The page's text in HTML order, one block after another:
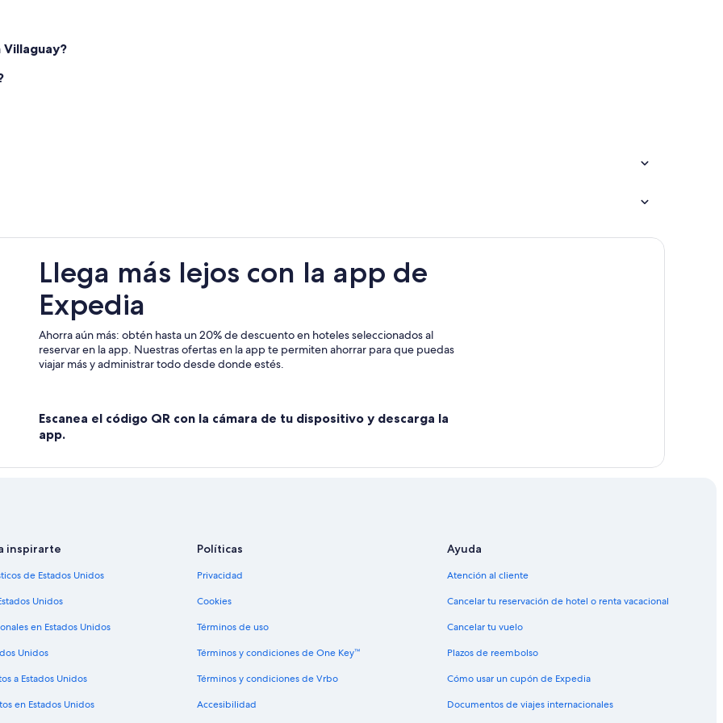
Hoteles en Caseros
Hoteles en Colonia Hocker
Llega más lejos con la app de
Expedia
Ahorra aún más: obtén hasta un 20% de descuento en hoteles seleccionados al
reservar en la app. Nuestras ofertas en la app te permiten ahorrar para que puedas
viajar más y administrar todo desde donde estés.
Escanea el código QR con la cámara de tu dispositivo y descarga la
app.
inspirarte
de Estados Unidos
Unidos
en Estados Unidos
Unidos
a Estados Unidos
en Estados Unidos
Políticas
Privacidad
Cookies
Términos de uso
Términos y condiciones de One Key™
Términos y condiciones de Vrbo
Accesibilidad
Ayuda
Atención al cliente
Cancelar tu reservación de hotel o renta vacacional
Cancelar tu vuelo
Plazos de reembolso
Cómo usar un cupón de Expedia
Documentos de viajes internacionales